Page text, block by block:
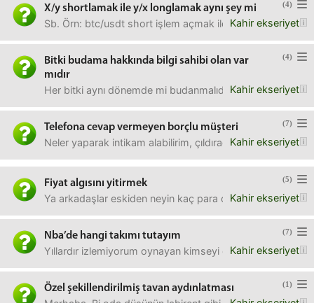
(4)
X/y shortlamak ile y/x longlamak aynı şey mi
Kahir ekseriyet
Sb. Örn: btc/usdt short işlem açmak ile usdt/btc long
(4)
Bitki budama hakkında bilgi sahibi olan var
mıdır
Kahir ekseriyet
Her bitki aynı dönemde mi budanmalıdır? Aynıysa
(7)
Telefona cevap vermeyen borçlu müşteri
Kahir ekseriyet
Neler yaparak intikam alabilirim, çıldıracağım. Arıyorum
(5)
Fiyat algısını yitirmek
Kahir ekseriyet
Ya arkadaşlar eskiden neyin kaç para olduğunu bilirdik.
(7)
Nba’de hangi takımı tutayım
Kahir ekseriyet
Yıllardır izlemiyorum oynayan kimseyi de tanımıyorum
(1)
Özel şekillendirilmiş tavan aydınlatması